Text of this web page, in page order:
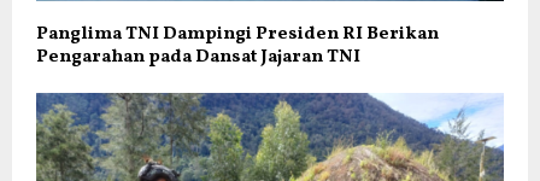
Panglima TNI Dampingi Presiden RI Berikan
Pengarahan pada Dansat Jajaran TNI